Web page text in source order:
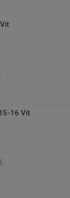
16 Vit